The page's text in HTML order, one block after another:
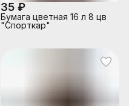
35 ₽
Бумага цветная 16 л 8 цв
"Спорткар"